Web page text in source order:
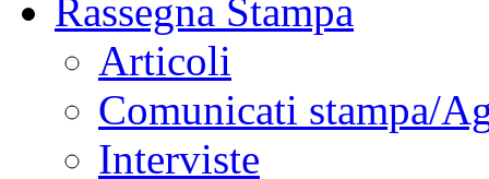
Rassegna Stampa
Articoli
Comunicati stampa/
Interviste